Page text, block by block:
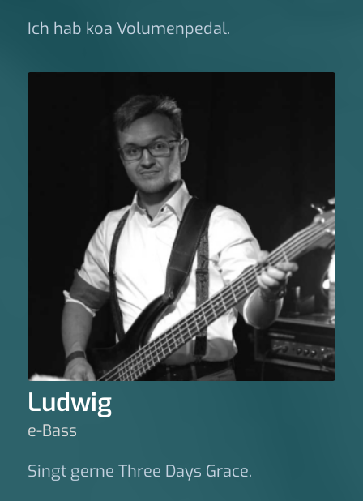
Ich hab koa Volumenpedal.
Ludwig
e-Bass
Singt gerne Three Days Grace.